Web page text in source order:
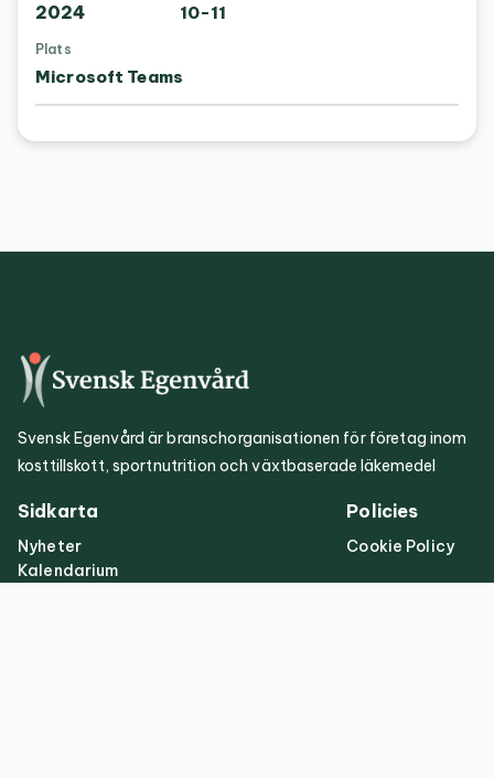
2024
10-11
Plats
Microsoft Teams
Svensk Egenvård är branschorganisationen för företag inom
kosttillskott, sportnutrition och växtbaserade läkemedel
Sidkarta
Nyheter
Kalendarium
Policies
Cookie Policy